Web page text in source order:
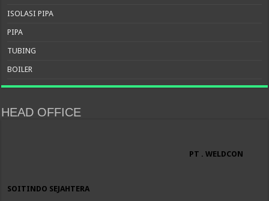
ISOLASI PIPA
PIPA
TUBING
BOILER
HEAD OFFICE
PT . WELDCON
SOITINDO SEJAHTERA